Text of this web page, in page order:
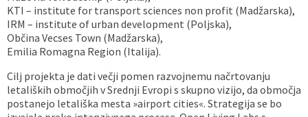
KTI – institute for transport sciences non profit (Madžarska),
IRM – institute of urban development (Poljska),
Občina Vecses Town (Madžarska),
Emilia Romagna Region (Italija).
Cilj projekta je dati večji pomen razvojnemu načrtovanju
letaliških območjih v Srednji Evropi s skupno vizijo, da območja
postanejo letališka mesta »airport cities«. Strategija se bo